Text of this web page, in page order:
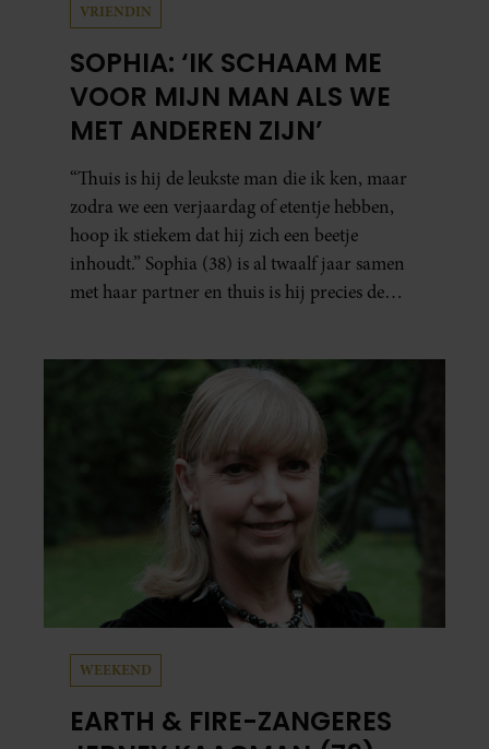
VRIENDIN
SOPHIA: ‘IK SCHAAM ME
VOOR MIJN MAN ALS WE
MET ANDEREN ZIJN’
“Thuis is hij de leukste man die ik ken, maar
zodra we een verjaardag of etentje hebben,
hoop ik stiekem dat hij zich een beetje
inhoudt.” Sophia (38) is al twaalf jaar samen
met haar partner en thuis is hij precies de
vaker schaamt zodra ze samen onder de
WEEKEND
EARTH & FIRE-ZANGERES